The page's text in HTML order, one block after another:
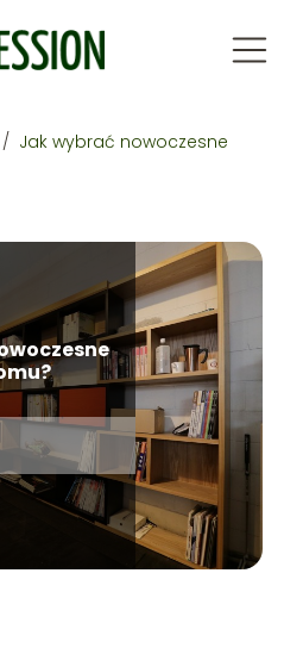
/ Jak wybrać nowoczesne